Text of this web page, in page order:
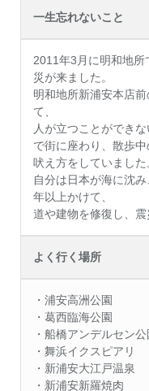
一生忘れないこと
2011年3月に明和地所
災が来ました。
明和地所新浦安本店
て、
人が立つことができ
で街に座わり、散歩
吠え方をしていました
自分は日本が海に沈
年以上かけて、
道や建物を修復し、震
よく行く場所
・浦安高洲公園
・葛西臨海公園
・船橋アンデルセン公
・舞浜イクスピアリ
・新浦安大江戸温泉
・新浦安新羅焼肉